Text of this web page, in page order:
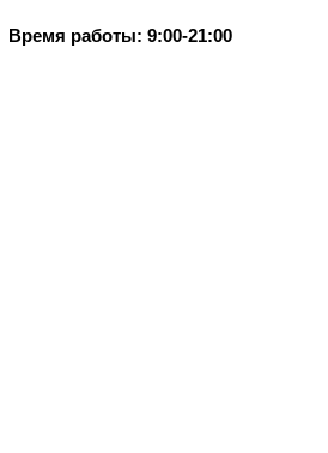
Время работы: 9:00-21:00